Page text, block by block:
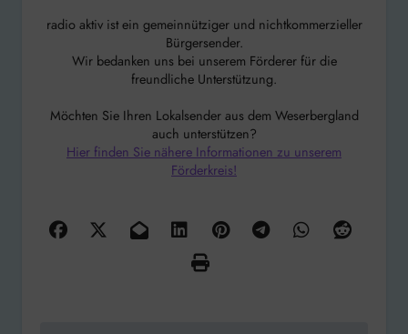
radio aktiv ist ein gemeinnütziger und nichtkommerzieller
Bürgersender.
Wir bedanken uns bei unserem Förderer für die
freundliche Unterstützung.
Möchten Sie Ihren Lokalsender aus dem Weserbergland
auch unterstützen?
Hier finden Sie nähere Informationen zu unserem
Förderkreis!